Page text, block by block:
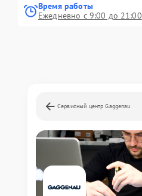
Время работы
Ежедневно с 9:00 до 21:00
Сервисный центр Gaggenau